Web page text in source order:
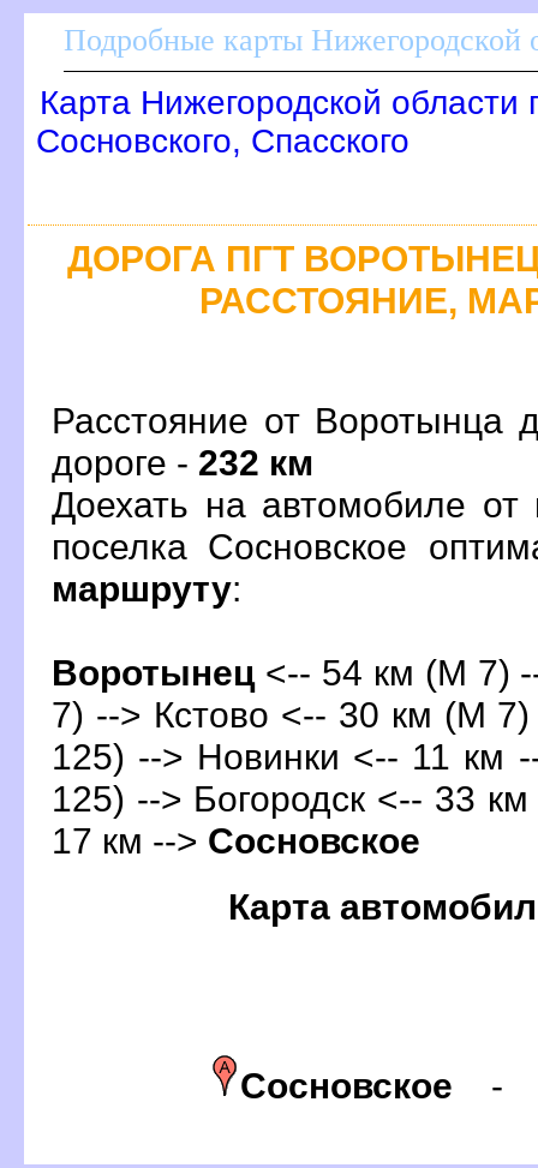
Подробные карты Нижегородской
Карта Нижегородской области
Сосновского, Спасского
ДОРОГА ПГТ
РАССТОЯНИЕ,
Расстояние от Воротынца
дороге - 232 км
Доехать на автомобиле
поселка Сосновское
маршруту:
оротынец<-- 54 км (М 7)
7) --> Кстово <-- 30 км (М
125) --> Новинки <-- 11 км
125) --> Богородск <-- 33
17 км --> Сосновское
Карта
Сосновское